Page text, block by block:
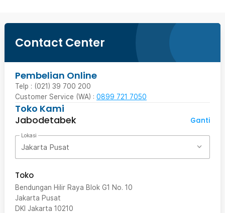
Contact Center
Pembelian Online
Telp : (021) 39 700 200
Customer Service (WA) : 0899 721 7050
Toko Kami
Jabodetabek
Ganti
Lokasi
Jakarta Pusat
Toko
Bendungan Hilir Raya Blok G1 No. 10
Jakarta Pusat
DKI Jakarta 10210